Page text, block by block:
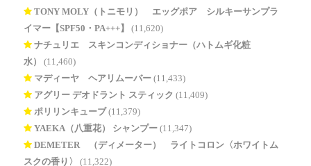
TONY MOLY（トニモリ） エッグポア シルキーサンプラ
イマー【SPF50・PA+++】
(11,620)
ナチュリエ スキンコンディショナー（ハトムギ化粧
水）
(11,460)
マディーヤ ヘアリムーバー (11,433)
アグリー デオドラント スティック (11,409)
ポリリンキューブ (11,379)
YAEKA（八重花） シャンプー (11,347)
DEMETER®（ディメーター） ライトコロン〈ホワイトム
スクの香り〉
(11,322)